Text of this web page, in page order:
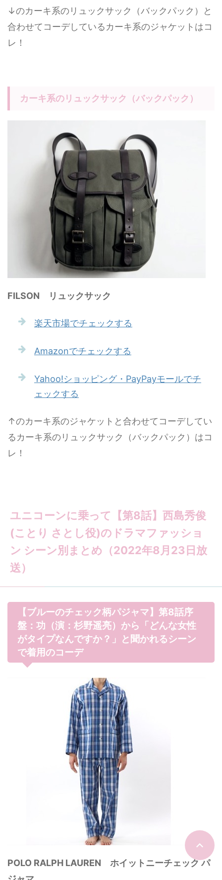
↓のカーキ系のリュックサック（バックパック）と
合わせてコーデしているカーキ系のジャケットはコ
レ！
カーキ系のリュックサック（バックパック）
FILSON リュックサック
楽天市場でチェックする
Amazonでチェックする
Yahoo!ショッピング・PayPayモールでチ
ェックする
↑のカーキ系のジャケットと合わせてコーデしてい
るカーキ系のリュックサック（バックパック）はコ
レ！
ユニコーンに乗って【第8話】西島秀俊
(ことり さとし役)のドラマファッショ
ン シーン別まとめ（2022年8月23日放
送）
【ブルーのチェック柄パジャマ】第8話序
盤：功（演：杉野遥亮）から「どんな女性
がタイプなんですか？」と聞かれるシーン
で着用のコーデ
POLO RALPH LAUREN ホイットニーチェック パ